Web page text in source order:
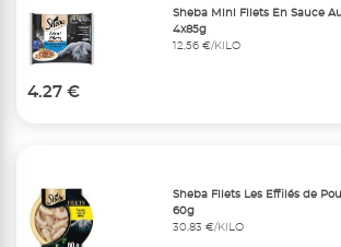
Sheba Mini Filets En Sauce
4x85g
12,56 €/KILO
4.27 €
Sheba Filets Les Effilés de
60g
30,83 €/KILO